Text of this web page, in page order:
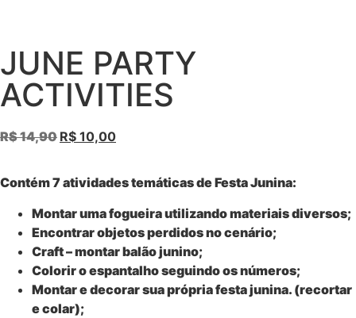
JUNE PARTY
ACTIVITIES
R$14,90 R$ 10,00
Contém 7 atividades temáticas de Festa Junina:
Montar uma fogueira utilizando materiais diversos;
Encontrar objetos perdidos no cenário;
Craft – montar balão junino;
Colorir o espantalho seguindo os números;
Montar e decorar sua própria festa junina. (recortar
e colar);